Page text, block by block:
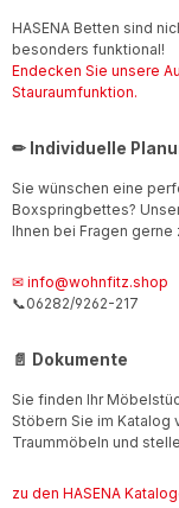
HASENA Betten sind
besonders funktional!
Endecken Sie unsere
Stauraumfunktion.
✏ Individuelle
Sie wünschen eine
Boxspringbettes?
Ihnen bei Fragen gerne
✉ info@wohnfitz.shop
📞06282/9262-217
📄 Dokumente
Sie finden Ihr
Stöbern Sie im Katalog
Traummöbeln und
zu den HASENA